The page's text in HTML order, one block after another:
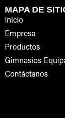
MAPA DE
Inicio
Empresa
Productos
Gimnasios
Contáctanos